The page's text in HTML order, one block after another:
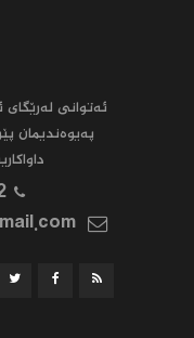
ئه‌توانى له‌رێگاى
په‌یوه‌ندیمان